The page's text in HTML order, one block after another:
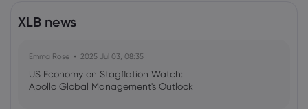
XLB news
Emma Rose 2025 Jul 03, 08:35
US Economy on Stagflation Watch:
Apollo Global Management's Outlook